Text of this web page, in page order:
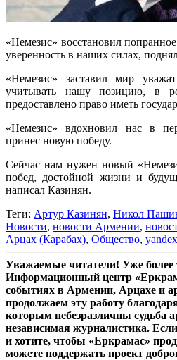
«Немезис» восстановил
уверенность в наших силах,
«Немезис» заставил мир
учитывать нашу позицию, в
предоставлено право иметь
«Немезис» вдохновил нас в
принес новую победу.
Сейчас нам нужен новый
побед, достойной жизни и
написал Казинян.
Теги: Артур Казинян, Никол
Новости, новости Армении,
Арцах (Карабах), Общество, yandex
Уважаемые читатели! Уже более
Информационный центр
событиях в Армении, Арцахе и
продолжаем эту работу
которым небезразличны судьба
независимая журналистика.
и хотите, чтобы «Еркрамас»
можете поддержать проект